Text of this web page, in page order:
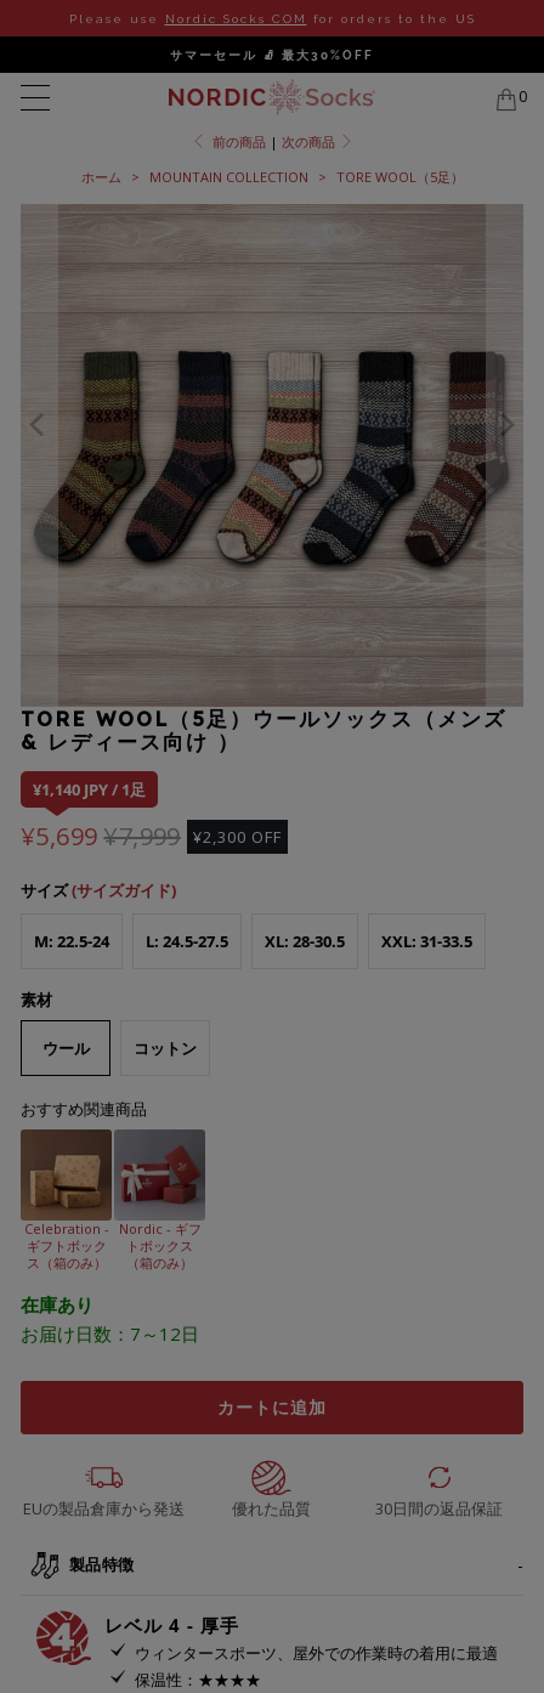
Please use Nordic Socks COM for orders to the US
サマーセール 🧦 最大30%OFF
0
ホーム > MOUNTAIN COLLECTION > TORE WOOL（5足）
前の商品 | 次の商品
TORE WOOL（5足）ウールソックス（メンズ
& レディース向け ）
¥1,140 JPY / 1足
¥5,699 ¥7,999 ¥2,300 OFF
サイズ(サイズガイド)
M: 22.5-24 L: 24.5-27.5 XL: 28-30.5 XXL: 31-33.5
素材
ウール コットン
おすすめ関連商品
Celebration -
ギフトボック
ス（箱のみ）
Nordic - ギフ
トボックス
（箱のみ）
在庫あり
お届け日数：7～12日
カートに追加
EUの製品倉庫から発送 優れた品質 30日間の返品保証
製品特徴
レベル 4 - 厚手
ウィンタースポーツ、屋外での作業時の着用に最適
保温性：★★★★